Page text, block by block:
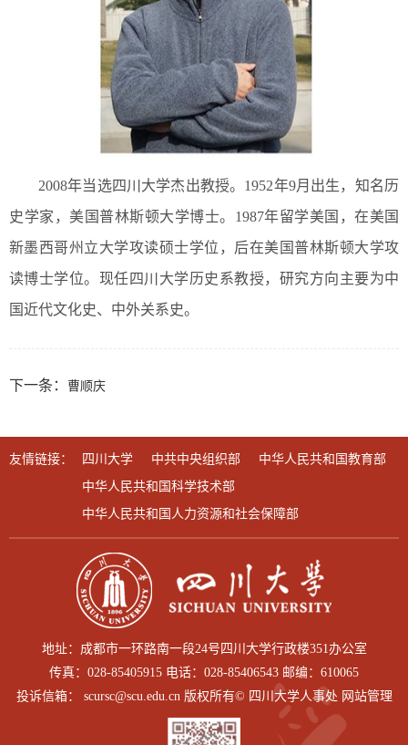
2008年当选四川大学杰出教授。1952年9月出生，知名历
史学家，美国普林斯顿大学博士。1987年留学美国，在美国
新墨西哥州立大学攻读硕士学位，后在美国普林斯顿大学攻
读博士学位。现任四川大学历史系教授，研究方向主要为中
国近代文化史、中外关系史。
下一条： 曹顺庆
友情链接： 四川大学 中共中央组织部
中华人民共和国教育部
中华人民共和国科学技术部
中华人民共和国人力资源和社会保障部
地址：成都市一环路南一段24号四川大学行政楼351办公室
传真：028-85405915 电话：028-85406543 邮编：610065
投诉信箱： scursc@scu.edu.cn 版权所有© 四川大学人事处 网站管理